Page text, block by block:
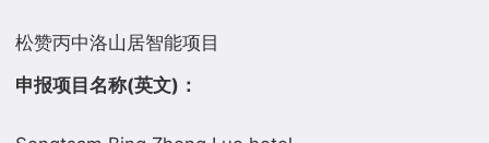
申报项目名称(英文)：